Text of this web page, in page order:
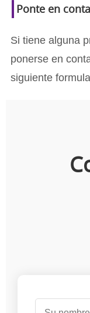
Ponte en
Si tiene alguna
ponerse en
siguiente